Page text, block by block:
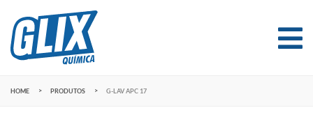
HOME PRODUTOS G-LAV APC 17